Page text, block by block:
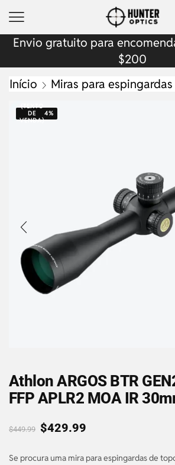
Envio gratuito para
$200
Início
Miras para espingardas
(TEXTO
DE
VENDA)
4%
Athlon ARGOS BTR
FFP APLR2 MOA IR
$449.99 $429.99
Se procura uma mira para espingardas de